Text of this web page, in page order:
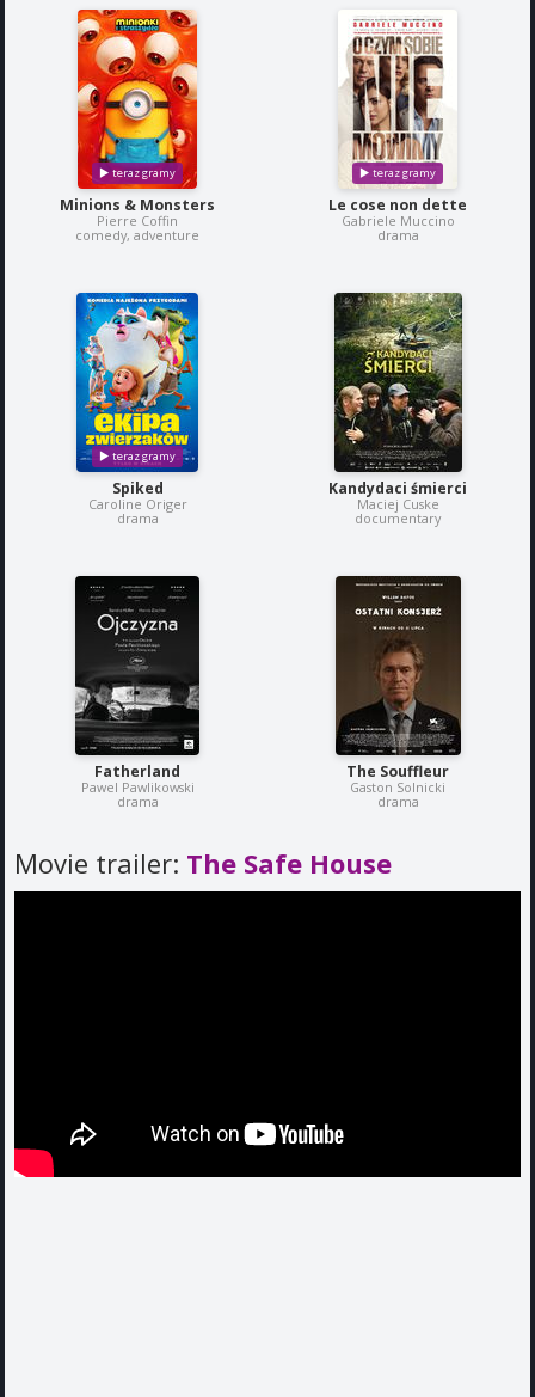
Minions & Monsters
Pierre Coffin
comedy, adventure
Le cose non dette
Gabriele Muccino
drama
Spiked
Caroline Origer
drama
Kandydaci śmierci
Maciej Cuske
documentary
Fatherland
Pawel Pawlikowski
drama
The Souffleur
Gaston Solnicki
drama
Movie trailer: The Safe House